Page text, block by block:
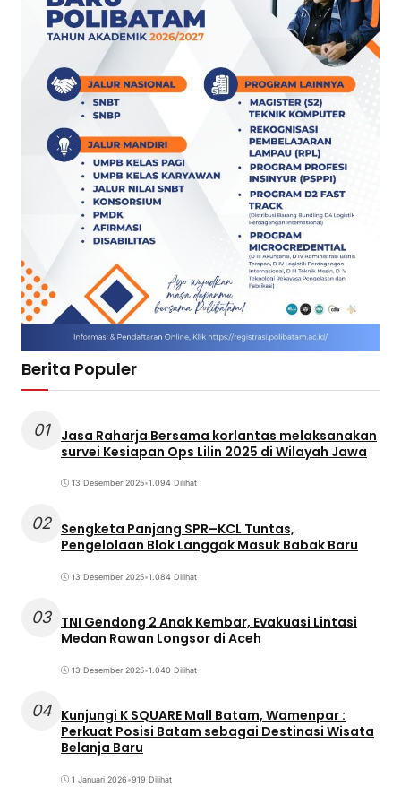
Berita Populer
01
Jasa Raharja Bersama korlantas melaksanakan
survei Kesiapan Ops Lilin 2025 di Wilayah Jawa
13 Desember 2025•1.094 Dilihat
02 Sengketa Panjang SPR–KCL Tuntas,
Pengelolaan Blok Langgak Masuk Babak Baru
13 Desember 2025•1.084 Dilihat
03 TNI Gendong 2 Anak Kembar, Evakuasi Lintasi
Medan Rawan Longsor di Aceh
13 Desember 2025•1.040 Dilihat
04 Kunjungi K SQUARE Mall Batam, Wamenpar :
Perkuat Posisi Batam sebagai Destinasi Wisata
Belanja Baru
1 Januari 2026•919 Dilihat